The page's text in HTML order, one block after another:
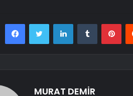
FacebookTwitter LinkedInTumblr
MURAT DEMİR